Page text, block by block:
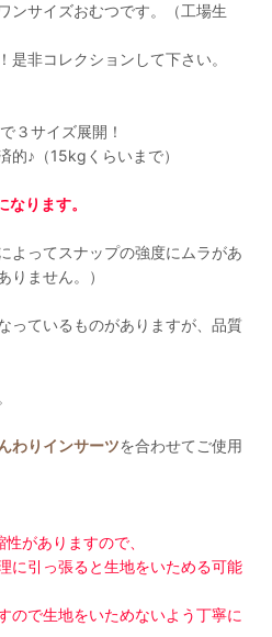
ンサイズおむつです。（工場生
非コレクションして下さい。
３サイズ展開！
的♪（15kgくらいまで）
ります。
よってスナップの強度にムラがあ
りません。）
っているものがありますが、品質
わりインサーツを合わせてご使用
がありますので、
に引っ張ると生地をいためる可能
ので生地をいためないよう丁寧に